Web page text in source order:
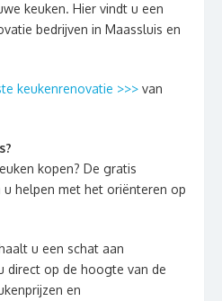
keuken. Hier vindt u een
bedrijven in Maassluis en
keukenrenovatie >>> van
kopen? De gratis
u helpen met het oriënteren op
u een schat aan
direct op de hoogte van de
en